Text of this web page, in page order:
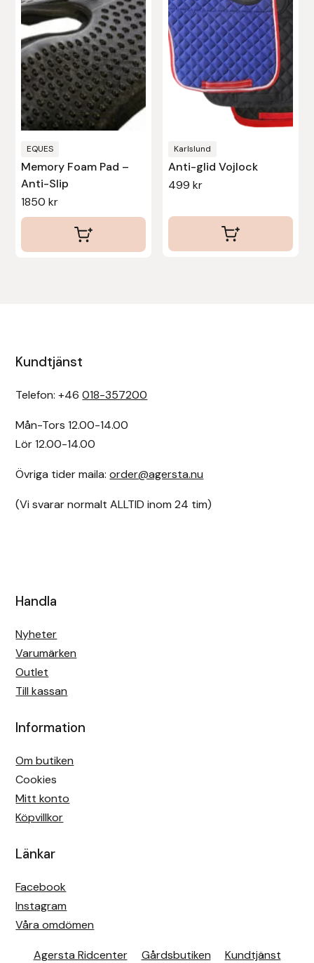
EQUES
Memory Foam Pad –
Anti-Slip
1850kr
Karlslund
Anti-glid Vojlock
499 kr
varianter.
De
olika
alternativen
kan
produktsidan
Kundtjänst
Telefon: +46018-357200
Mån-Tors 12.00-14.00
Lör 12.00-14.00
Övriga tider maila:order@agersta.nu
(Vi svarar normalt ALLTID inom 24 tim)
Handla
Nyheter
Varumärken
Outlet
Till kassan
Information
Om butiken
Cookies
Mitt konto
Köpvillkor
Länkar
Facebook
Instagram
Våra omdömen
Agersta Ridcenter Gårdsbutiken Kundtjänst